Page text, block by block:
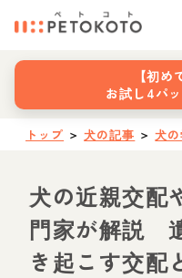
【初め
お試し4パ
トップ ＞ 犬の記事 ＞ 犬
犬の近親交配
門家が解説
き起こす交配